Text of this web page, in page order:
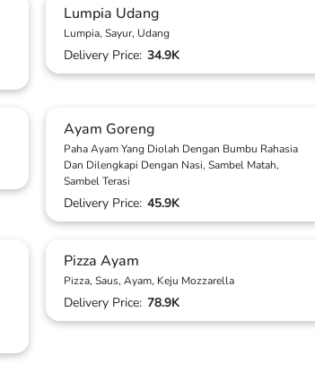
Lumpia Udang
Lumpia, Sayur, Udang
Delivery Price: 34.9K
Ayam Goreng
Paha Ayam Yang Diolah Dengan Bumbu Rahasia
Dan Dilengkapi Dengan Nasi, Sambel Matah,
Sambel Terasi
Delivery Price: 45.9K
Pizza Ayam
Pizza, Saus, Ayam, Keju Mozzarella
Delivery Price: 78.9K